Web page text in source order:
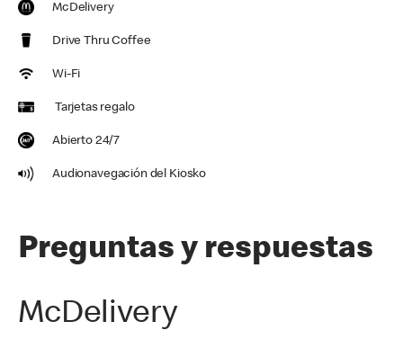
McDelivery
Drive Thru Coffee
Wi-Fi
Tarjetas regalo
Abierto 24/7
Audionavegación del Kiosko
Preguntas y respuestas
McDelivery